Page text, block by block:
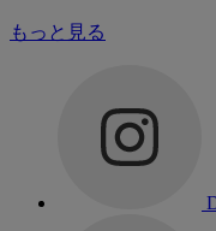
もっと見る